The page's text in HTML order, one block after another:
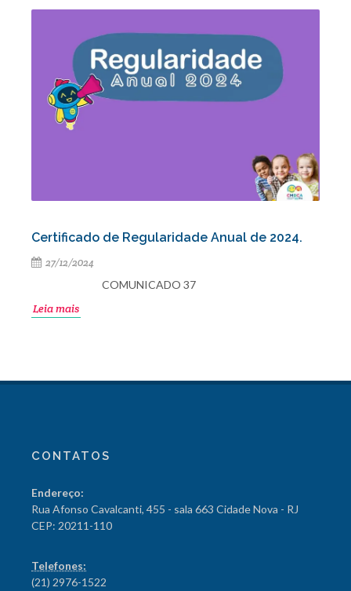
Certificado de Regularidade Anual de 2024.
27/12/2024
COMUNICADO 37
Leia mais
CONTATOS
Endereço:
Rua Afonso Cavalcanti, 455 - sala 663 Cidade Nova - RJ
CEP: 20211-110
Telefones:
(21) 2976-1522